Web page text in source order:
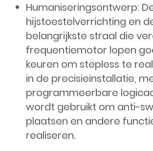
Humaniseringsontwerp:
hijstoestelverrichting en
belangrijkste straal die
frequentiemotor lopen
keuren om stepless te
in de precisieinstallatie,
programmeerbare
wordt gebruikt om anti-
plaatsen en andere
realiseren.